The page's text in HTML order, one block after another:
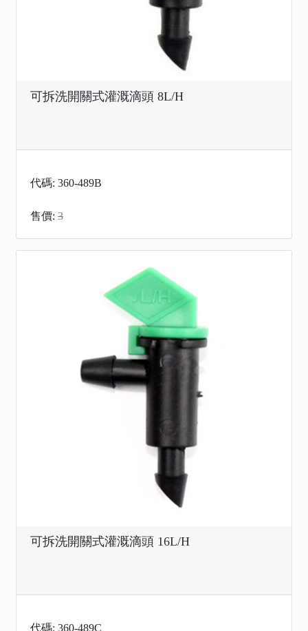
可拆洗開關式灌溉滴頭 8L/H
代碼: 360-489B
售價: 3
可拆洗開關式灌溉滴頭 16L/H
代碼: 360-489C